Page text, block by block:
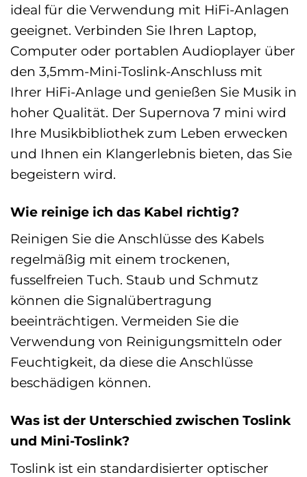
ideal für die Verwendung mit HiFi-Anlagen
geeignet. Verbinden Sie Ihren Laptop,
Computer oder portablen Audioplayer über
den 3,5mm-Mini-Toslink-Anschluss mit
Ihrer HiFi-Anlage und genießen Sie Musik in
hoher Qualität. Der Supernova 7 mini wird
Ihre Musikbibliothek zum Leben erwecken
und Ihnen ein Klangerlebnis bieten, das Sie
begeistern wird.
Wie reinige ich das Kabel richtig?
Reinigen Sie die Anschlüsse des Kabels
regelmäßig mit einem trockenen,
fusselfreien Tuch. Staub und Schmutz
können die Signalübertragung
beeinträchtigen. Vermeiden Sie die
Verwendung von Reinigungsmitteln oder
Feuchtigkeit, da diese die Anschlüsse
beschädigen können.
Was ist der Unterschied zwischen Toslink
und Mini-Toslink?
Toslink ist ein standardisierter optischer